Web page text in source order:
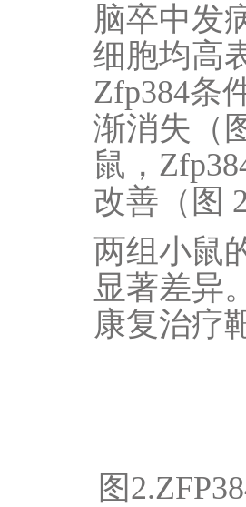
脑卒中发
细胞均高
Zfp384条
渐消失（
鼠，
改善（图
两组小鼠
显著差异
康复治疗
图